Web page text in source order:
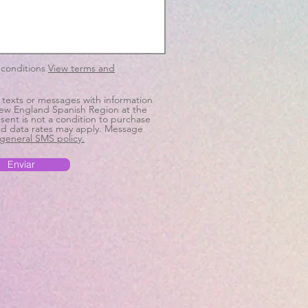
View terms and
or messages with information
England Spanish Region at the
is not a condition to purchase
data rates may apply. Message
SMS policy.
Enviar